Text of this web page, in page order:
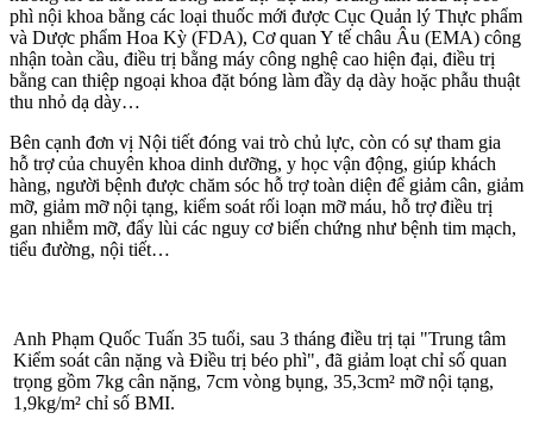
Tiến sĩ bác sĩLê Bá Ngọc, Phó giám đốc “Trung tâm Kiểm soát cân
nặng và Điều trị béo phì”, giải thích kiểm soát cân nặng, giảm béo
không đơn thuần giảm ăn, tăng vận động. Các cơ sở y tế điều trị cho
người thừa cân, béo phì thường riêng lẻ ở từng khoa như: Nội tiết,
Dinh dưỡng. Nhiều phòng tập gym cũng có huấn luyện viên giảm
béo. Tuy nhiên, việc điều trị giảm béo không hiệu quả. Nếu không
có sự phối hợp của nhiều chuyên khoa sẽ không đạt hiệu quả. Đây
chính là sự khác biệt khi hệ thống BVĐK Tâm Anh xây dựng mô
hình phối hợp toàn diện, đa mô thức của nhiều chuyên khoa trong
một trung tâm.
“Trung tâm Kiểm soát cân nặng và Điều trị béo phì" hoạt động cùng
lúc tại BVĐK Tâm Anh TP.HCM, BVĐK Tâm Anh Hà Nội, Trung
các phương pháp để kiểm soát cân nặng, điều trị thừa cân, béo phì
chuyên sâu, toàn diện, đa mô thức theo tiêu chuẩn quốc tế, luôn
hướng tới cá thể hóa trong điều trị. Cụ thể, Trung tâm điều trị béo
phì nội khoa bằng các loại thuốc mới được Cục Quản lý Thực phẩm
và Dược phẩm Hoa Kỳ (FDA), Cơ quan Y tế châu Âu (EMA) công